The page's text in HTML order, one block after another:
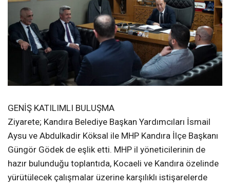
İlçe Başkanı Sertan Kulaç, Milliyetçi Hareket Partisi
Kocaeli İl Başkanlığı görevine atanan Kamil Akın’ı
makamında ziyaret ederek hayırlı olsun dileklerini iletti.
Gerçekleştirilen ziyarette, yeni il başkanlığı görevine
başlayan Kamil Akın’a başarı temennileri iletilirken,
Cumhur İttifakı’nın Kocaeli’deki birlik ve beraberlik
ruhuna vurgu yapıldı.